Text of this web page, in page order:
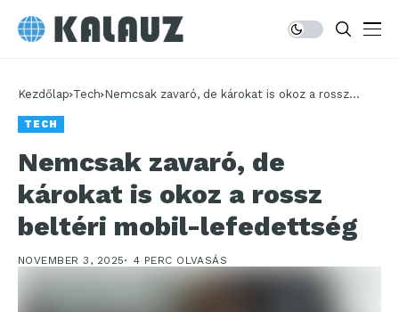
Kezdőlap Tech Nemcsak zavaró, de károkat is okoz a rossz
TECH
Nemcsak zavaró, de
károkat is okoz a rossz
beltéri mobil-lefedettség
NOVEMBER 3, 2025 4 PERC OLVASÁS